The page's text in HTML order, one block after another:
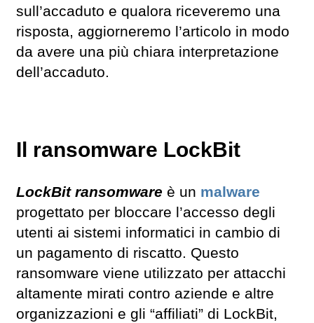
sull’accaduto e qualora riceveremo una
risposta, aggiorneremo l’articolo in modo
da avere una più chiara interpretazione
dell’accaduto.
Il ransomware LockBit
LockBit ransomware è un malware
progettato per bloccare l’accesso degli
utenti ai sistemi informatici in cambio di
un pagamento di riscatto. Questo
ransomware viene utilizzato per attacchi
altamente mirati contro aziende e altre
organizzazioni e gli “affiliati” di LockBit,